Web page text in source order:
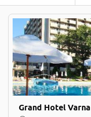
Grand Hotel Varna